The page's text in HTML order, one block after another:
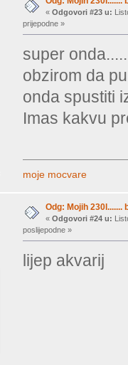
« Odgovori #23 u:
prijepodne »
super
obzirom da
onda spustiti
Imas kakvu
moje mocvare
Odg: Mojih 230l.......
« Odgovori #24 u:
poslijepodne »
lijep akvarij